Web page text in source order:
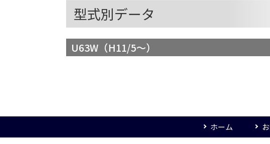
型式別データ
U63W（H11/5～）
ホーム